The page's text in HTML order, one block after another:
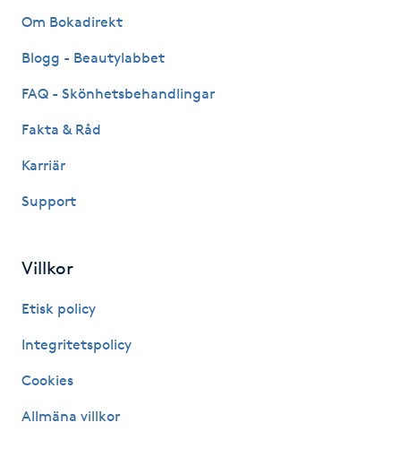
Keratinbehandling
Kinesisk medicin
Klippning ungdom
Om Bokadirekt
Blogg - Beautylabbet
FAQ - Skönhetsbehandlingar
Fakta & Råd
Karriär
Support
Villkor
Etisk policy
Integritetspolicy
Cookies
Allmäna villkor